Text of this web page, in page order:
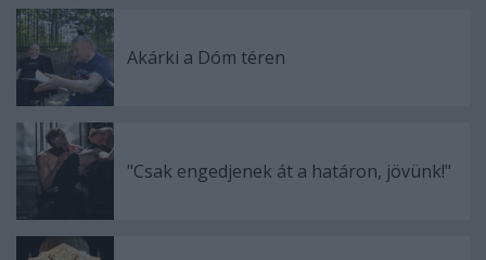
Akárki a Dóm téren
"Csak engedjenek át a határon, jövünk!"